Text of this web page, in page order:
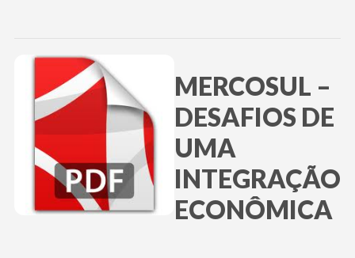
MERCOSUL –
DESAFIOS DE
UMA
INTEGRAÇÃO
ECONÔMICA